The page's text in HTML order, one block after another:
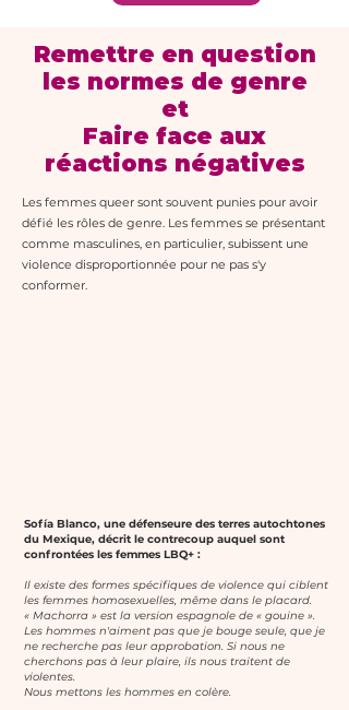
Remettre en question
les normes de genre
et
Faire face aux
réactions négatives
Les femmes queer sont souvent punies pour avoir
défié les rôles de genre. Les femmes se présentant
comme masculines, en particulier, subissent une
violence disproportionnée pour ne pas s'y
conformer.
Sofía Blanco, une défenseure des terres autochtones
du Mexique, décrit le contrecoup auquel sont
confrontées les femmes LBQ+ :
Il existe des formes spécifiques de violence qui ciblent
les femmes homosexuelles, même dans le placard.
« Machorra » est la version espagnole de « gouine ».
Les hommes n'aiment pas que je bouge seule, que je
ne recherche pas leur approbation. Si nous ne
cherchons pas à leur plaire, ils nous traitent de
violentes.
Nous mettons les hommes en colère.